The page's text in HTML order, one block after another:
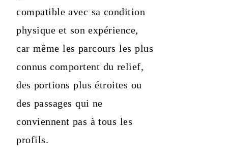
compatible avec sa condition
physique et son expérience,
car même les parcours les plus
connus comportent du relief,
des portions plus étroites ou
des passages qui ne
conviennent pas à tous les
profils.